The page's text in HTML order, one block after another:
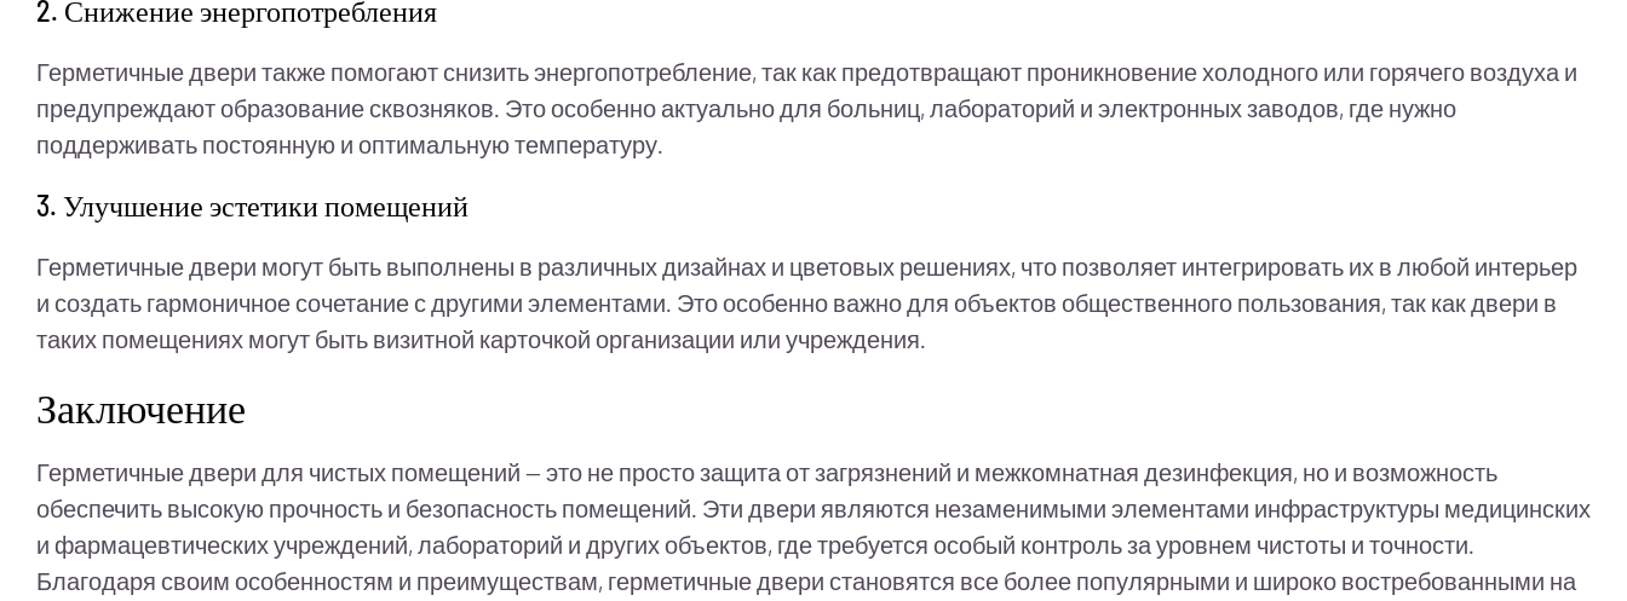
2. Снижение энергопотребления
Герметичные двери также помогают снизить энергопотребление, так как предотвращают проникновение холодного или горячего воздуха и
предупреждают образование сквозняков. Это особенно актуально для больниц, лабораторий и электронных заводов, где нужно
поддерживать постоянную и оптимальную температуру.
3. Улучшение эстетики помещений
Герметичные двери могут быть выполнены в различных дизайнах и цветовых решениях, что позволяет интегрировать их в любой интерьер
и создать гармоничное сочетание с другими элементами. Это особенно важно для объектов общественного пользования, так как двери в
таких помещениях могут быть визитной карточкой организации или учреждения.
Заключение
Герметичные двери для чистых помещений — это не просто защита от загрязнений и межкомнатная дезинфекция, но и возможность
обеспечить высокую прочность и безопасность помещений. Эти двери являются незаменимыми элементами инфраструктуры медицинских
и фармацевтических учреждений, лабораторий и других объектов, где требуется особый контроль за уровнем чистоты и точности.
Благодаря своим особенностям и преимуществам, герметичные двери становятся все более популярными и широко востребованными на